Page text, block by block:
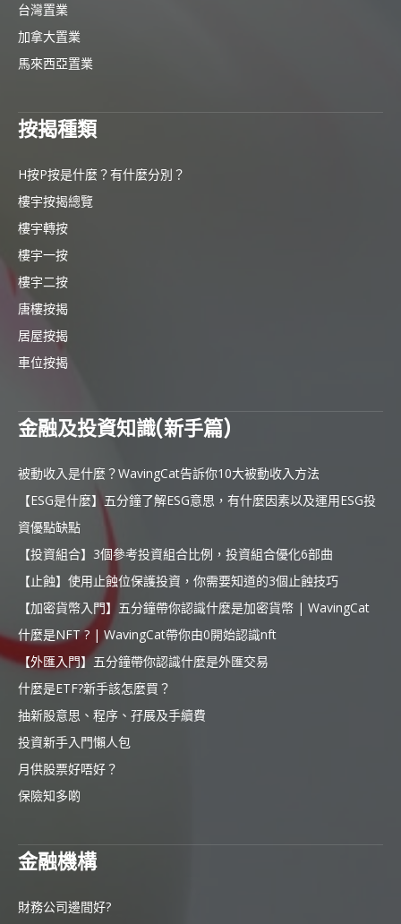
台灣置業
加拿大置業
馬來西亞置業
按揭種類
H按P按是什麼？有什麼分別？
樓宇按揭總覽
樓宇轉按
樓宇一按
樓宇二按
唐樓按揭
居屋按揭
車位按揭
金融及投資知識(新手篇)
被動收入是什麼？WavingCat告訴你10大被動收入方法
【ESG是什麼】五分鐘了解ESG意思，有什麼因素以及運用ESG投
資優點缺點
【投資組合】3個參考投資組合比例，投資組合優化6部曲
【止蝕】使用止蝕位保護投資，你需要知道的3個止蝕技巧
【加密貨幣入門】五分鐘帶你認識什麼是加密貨幣 | WavingCat
什麼是NFT ? | WavingCat帶你由0開始認識nft
【外匯入門】五分鐘帶你認識什麼是外匯交易
什麼是ETF?新手該怎麼買？
抽新股意思、程序、孖展及手續費
投資新手入門懶人包
月供股票好唔好？
保險知多啲
金融機構
財務公司邊間好?